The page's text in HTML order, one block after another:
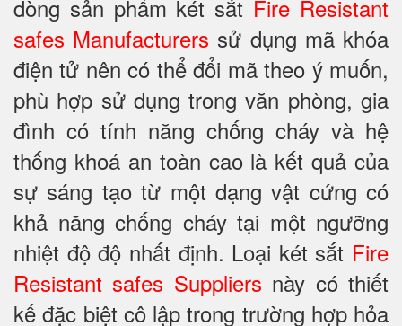
dòng sản phẩm két sắt Fire Resistant
safes Manufacturers sử dụng mã khóa
điện tử nên có thể đổi mã theo ý muốn,
phù hợp sử dụng trong văn phòng, gia
đình có tính năng chống cháy và hệ
thống khoá an toàn cao là kết quả của
sự sáng tạo từ một dạng vật cứng có
khả năng chống cháy tại một ngưỡng
nhiệt độ độ nhất định. Loại két sắt Fire
Resistant safes Suppliers này có thiết
kế đặc biệt cô lập trong trường hợp hỏa